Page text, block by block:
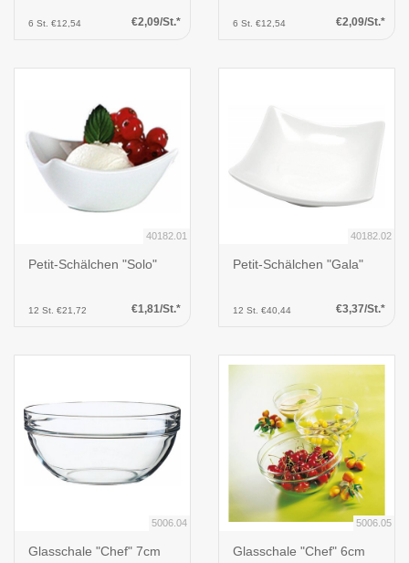
6 St. €12,54 €2,09/St.* 6 St. €12,54 €2,09/St.*
40182.01
Petit-Schälchen "Solo"
12 St. €21,72 €1,81/St.*
40182.02
Petit-Schälchen "Gala"
12 St. €40,44 €3,37/St.*
5006.04
Glasschale "Chef" 7cm
5006.05
Glasschale "Chef" 6cm